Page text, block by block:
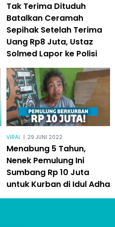
Tak Terima Dituduh
Batalkan Ceramah
Sepihak Setelah Terima
Uang Rp8 Juta, Ustaz
Solmed Lapor ke Polisi
VIRAL | 29 JUNI 2022
Menabung 5 Tahun,
Nenek Pemulung Ini
Sumbang Rp 10 Juta
untuk Kurban di Idul Adha